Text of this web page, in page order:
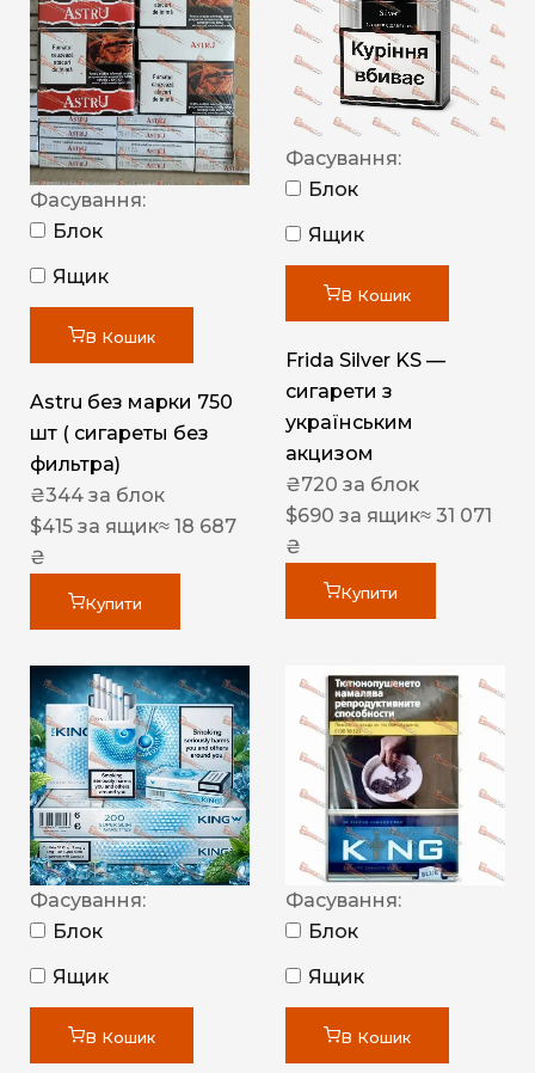
Фасування:
Блок
Ящик
В Кошик
Astru без марки 750
шт ( сигареты без
фильтра)
₴344 за блок
$415 за ящик≈ 18 687
₴
Купити
Фасування:
Блок
Ящик
В Кошик
Frida Silver KS —
сигарети з
українським
акцизом
₴720 за блок
$690 за ящик≈ 31 071
₴
Купити
Фасування:
Блок
Ящик
В Кошик
Фасування:
Блок
Ящик
В Кошик